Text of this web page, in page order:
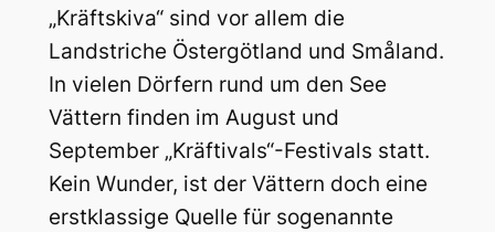
„Kräftskiva“ sind vor allem die
Landstriche Östergötland und Småland.
In vielen Dörfern rund um den See
Vättern finden im August und
September „Kräftivals“-Festivals statt.
Kein Wunder, ist der Vättern doch eine
erstklassige Quelle für sogenannte